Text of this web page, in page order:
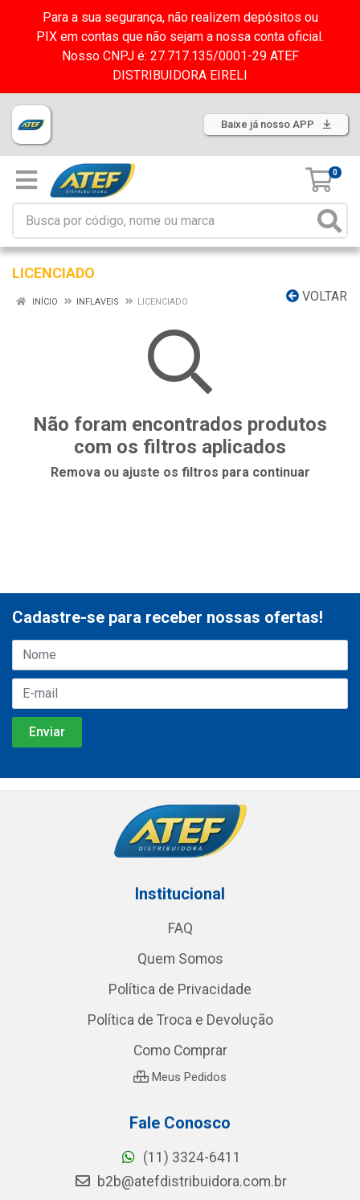
Para a sua segurança, não realizem depósitos ou
PIX em contas que não sejam a nossa conta oficial.
Nosso CNPJ é: 27.717.135/0001-29 ATEF
DISTRIBUIDORA EIRELI
Baixe já nosso APP
0
LICENCIADO
VOLTAR
INÍCIO INFLAVEIS LICENCIADO
Não foram encontrados produtos
com os filtros aplicados
Remova ou ajuste os filtros para continuar
Cadastre-se para receber nossas ofertas!
Institucional
FAQ
Quem Somos
Política de Privacidade
Política de Troca e Devolução
Como Comprar
Meus Pedidos
Fale Conosco
(11) 3324-6411
b2b@atefdistribuidora.com.br